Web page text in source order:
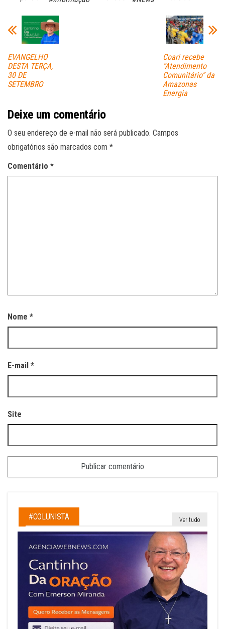
A
pp
EVANGELHO
DESTA TERÇA,
30 DE
SETEMBRO
Coari recebe
“Atendimento
Comunitário” da
Amazonas
Energia
Deixe um comentário
O seu endereço de e-mail não será publicado. Campos
obrigatórios são marcados com *
Comentário *
Nome *
E-mail *
Site
#COLUNISTA Ver tudo